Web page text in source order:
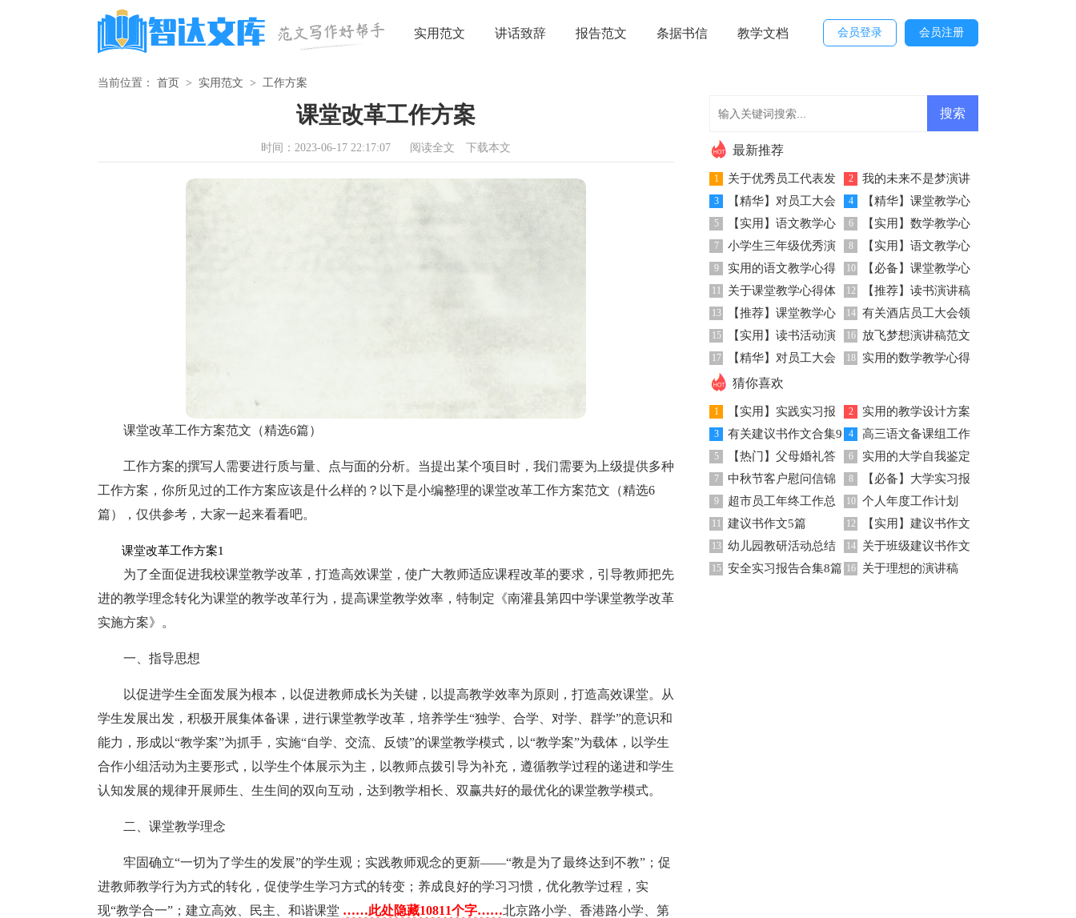
实用范文 讲话致辞 报告范文 条据书信 教学文档 会员登录 会员注册
当前位置： 首页 > 实用范文 > 工作方案
课堂改革工作方案
时间：2023-06-17 22:17:07 阅读全文 下载本文
课堂改革工作方案范文（精选6篇）
工作方案的撰写人需要进行质与量、点与面的分析。当提出某个项目时，我们需要为上级提供多种
工作方案，你所见过的工作方案应该是什么样的？以下是小编整理的课堂改革工作方案范文（精选6
篇），仅供参考，大家一起来看看吧。
课堂改革工作方案1
为了全面促进我校课堂教学改革，打造高效课堂，使广大教师适应课程改革的要求，引导教师把先
进的教学理念转化为课堂的教学改革行为，提高课堂教学效率，特制定《南灌县第四中学课堂教学改革
实施方案》。
一、指导思想
以促进学生全面发展为根本，以促进教师成长为关键，以提高教学效率为原则，打造高效课堂。从
学生发展出发，积极开展集体备课，进行课堂教学改革，培养学生“独学、合学、对学、群学”的意识和
能力，形成以“教学案”为抓手，实施“自学、交流、反馈”的课堂教学模式，以“教学案”为载体，以学生
合作小组活动为主要形式，以学生个体展示为主，以教师点拨引导为补充，遵循教学过程的递进和学生
认知发展的规律开展师生、生生间的双向互动，达到教学相长、双赢共好的最优化的课堂教学模式。
二、课堂教学理念
牢固确立“一切为了学生的发展”的学生观；实践教师观念的更新——“教是为了最终达到不教”；促
进教师教学行为方式的转化，促使学生学习方式的转变；养成良好的学习习惯，优化教学过程，实
现“教学合一”；建立高效、民主、和谐课堂 ……此处隐藏10811个字……北京路小学、香港路小学、第
最新推荐
1
关于优秀员工代表发
言发言稿三篇
2
我的未来不是梦演讲
稿
3
【精华】对员工大会
发言稿范文集合8篇
4
【精华】课堂教学心
得体会模板汇总9篇
5
【实用】语文教学心
得体会4篇
6
【实用】数学教学心
得体会范文汇总九篇
7
小学生三年级优秀演
讲稿
8
【实用】语文教学心
得体会锦集八篇
9
实用的语文教学心得
体会汇总五篇
10
【必备】课堂教学心
得体会范文集锦八篇
11
关于课堂教学心得体
会范文集锦五篇
12
【推荐】读书演讲稿
汇总7篇
13
【推荐】课堂教学心
得体会模板汇总六篇
14
有关酒店员工大会领
导发言稿四篇
15
【实用】读书活动演
讲稿4篇
16
放飞梦想演讲稿范文
（通用5篇）
17
【精华】对员工大会
发言稿模板集合九篇
18
实用的数学教学心得
猜你喜欢
1
【实用】实践实习报
告八篇
2
实用的教学设计方案
范文合集7篇
3
有关建议书作文合集9
篇
4
高三语文备课组工作
总结
5
【热门】父母婚礼答
谢词3篇
6
实用的大学自我鉴定
集锦八篇
7
中秋节客户慰问信锦
集9篇
8
【必备】大学实习报
告八篇
9
超市员工年终工作总
结
10 个人年度工作计划
11 建议书作文5篇 12
【实用】建议书作文
300字4篇
13 幼儿园教研活动总结 14
关于班级建议书作文
三篇
15 安全实习报告合集8篇 16 关于理想的演讲稿